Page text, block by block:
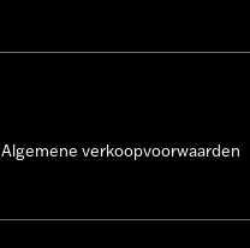
Algemene verkoopvoorwaarden